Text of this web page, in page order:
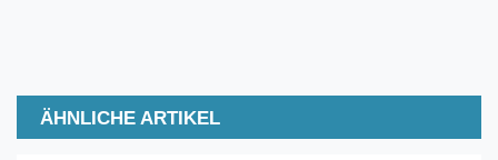
ÄHNLICHE ARTIKEL